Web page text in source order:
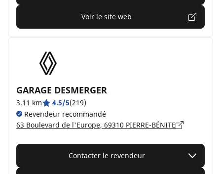
Voir le site web
GARAGE DESMERGER
3.11 km 4.5/5(219)
Revendeur recommandé
63 Boulevard de l'Europe, 69310 PIERRE-BÉNITE
Contacter le revendeur